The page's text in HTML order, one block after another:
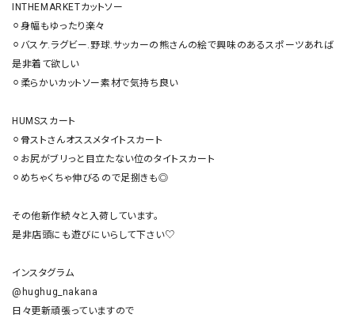
INTHEMARKETカットソー
⚪︎身幅もゆったり楽々
⚪︎バスケ.ラグビー.野球.サッカーの熊さんの絵で興味のあるスポーツあれば
是非着て欲しい
⚪︎柔らかいカットソー素材で気持ち良い
HUMSスカート
⚪︎骨ストさんオススメタイトスカート
⚪︎お尻がブリっと目立たない位のタイトスカート
⚪︎めちゃくちゃ伸びるので足捌きも◎
その他新作続々と入荷しています。
是非店頭にも遊びにいらして下さい♡
インスタグラム
@hughug_nakana
日々更新頑張っていますので